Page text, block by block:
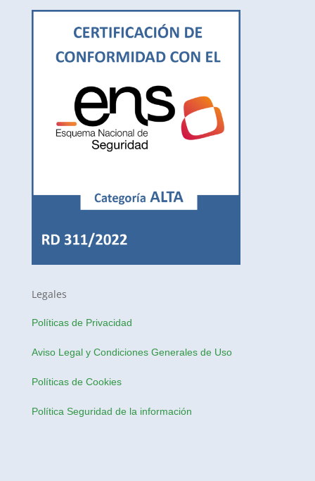
Legales
Políticas de Privacidad
Aviso Legal y Condiciones Generales de Uso
Políticas de Cookies
Política Seguridad de la información